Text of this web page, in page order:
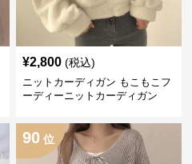
¥2,800 (税込)
ニットカーディガン もこもこフ
ーディーニットカーディガン
90 位